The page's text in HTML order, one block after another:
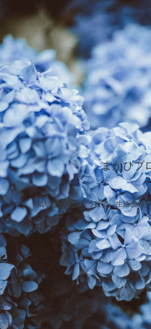
まかひブ
気弱な敗者が行う投資、生活改善